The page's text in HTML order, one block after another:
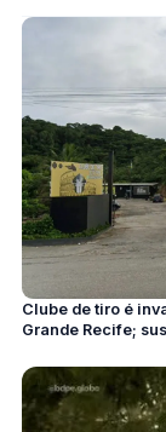
Clube de tiro é
Grande Recife;